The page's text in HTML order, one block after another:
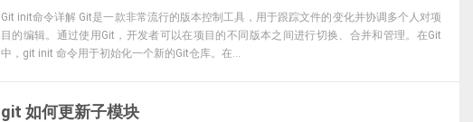
Git init命令详解 Git是一款非常流行的版本控制工具，用于跟踪文件的变化并协调多个人对项
目的编辑。通过使用Git，开发者可以在项目的不同版本之间进行切换、合并和管理。在Git
中，git init 命令用于初始化一个新的Git仓库。在...
git 如何更新子模块